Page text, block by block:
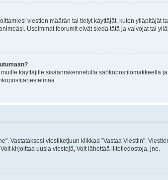
viestien määrän tai tietyt käyttäjät, kuten
Useimmat foorumit eivät siedä tätä ja valvojat tai
käyttäjille sisäänrakennetulla sähköpostilomakkeella
Vastataksesi viestiketjuun klikkaa "Vastaa Viestiin".
kirjoittaa uusia viestejä, Voit lähettää liitetiedostoja, jne.